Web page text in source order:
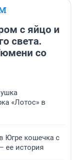
с яйцо и
света.
со
«Лотос» в
Югре кошечка с
ее история